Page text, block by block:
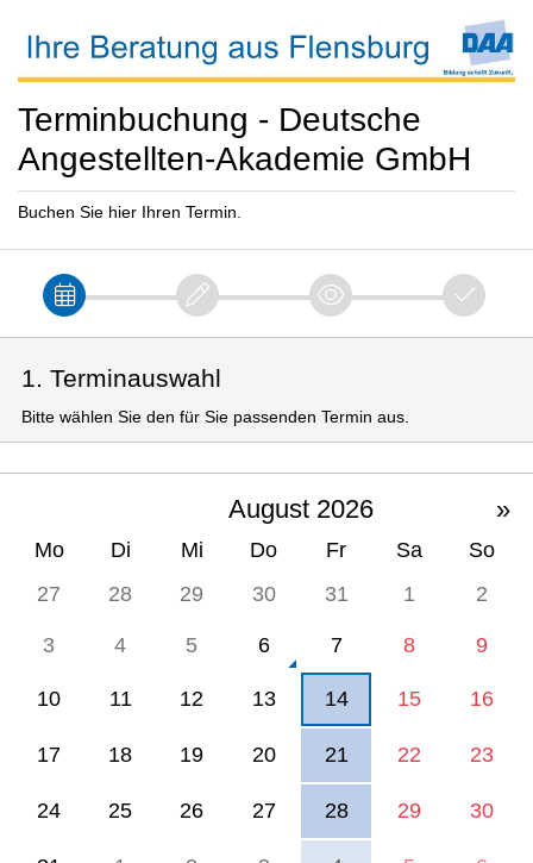
Terminbuchung - Deutsche
Angestellten-Akademie GmbH
Buchen Sie hier Ihren Termin.
1. Terminauswahl
Bitte wählen Sie den für Sie passenden Termin aus.
August 2026 »
Mo Di Mi Do Fr Sa
So
27
28 29 30 31 1 2
3 4 5 6 7 8 9
10 11 12 13 14 15 16
17 18 19 20 21 22 23
24 25 26 27 28 29 30